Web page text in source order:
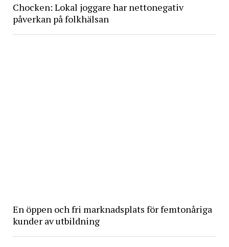
Chocken: Lokal joggare har nettonegativ
påverkan på folkhälsan
En öppen och fri marknadsplats för femtonåriga
kunder av utbildning